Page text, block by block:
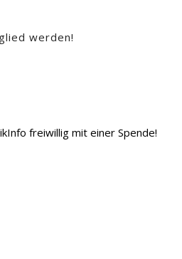
werden!
freiwillig mit einer Spende!